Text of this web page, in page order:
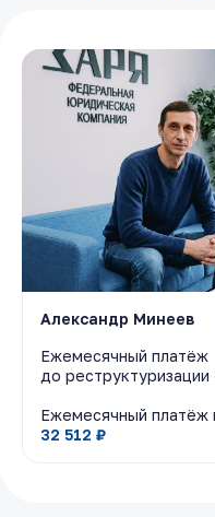
Александр Минеев
Ежемесячный платёж
до реструктуризации
Ежемесячный платёж
32 512 ₽
Александр Минеев
Ежемесячный платёж
до реструктуризации
Ежемесячный платёж
32 512 ₽